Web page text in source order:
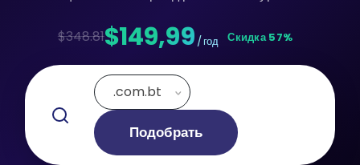
$348.81$149,99 / год Скидка 57%
.com.bt
Подобрать